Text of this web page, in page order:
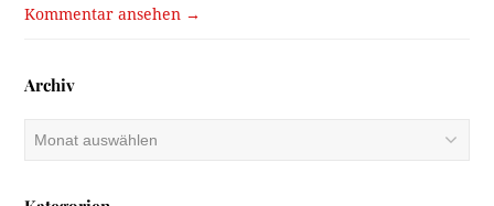
Kommentar ansehen →
Archiv